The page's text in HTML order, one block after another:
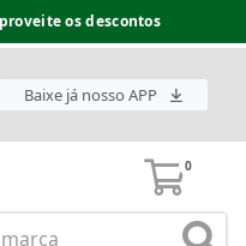
os descontos
Baixe já nosso APP
0